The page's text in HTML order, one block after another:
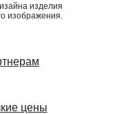
изделия
изображения.
цены